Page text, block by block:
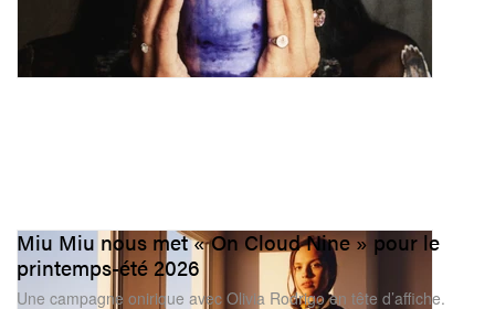
Miu Miu nous met « On Cloud Nine » pour le
printemps-été 2026
Une campagne onirique avec Olivia Rodrigo en tête d’affiche.